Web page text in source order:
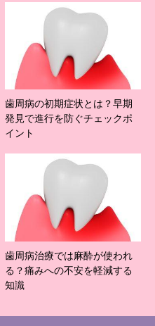
歯周病の初期症状とは？早期
発見で進行を防ぐチェックポ
イント
歯周病治療では麻酔が使われ
る？痛みへの不安を軽減する
知識